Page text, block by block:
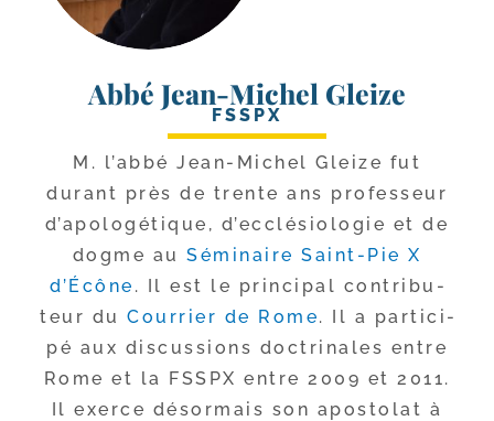
Abbé Jean-Michel Gleize
FSSPX
M. l’ab­bé Jean-​Michel Gleize fut
durant près de trente ans pro­fes­seur
d’a­po­lo­gé­tique, d’ec­clé­sio­lo­gie et de
dogme au Séminaire Saint-​Pie X
d’Écône . Il est le prin­ci­pal contri­bu­
teur du Courrier de Rome. Il a par­ti­ci­
pé aux dis­cus­sions doc­tri­nales entre
Rome et la FSSPX entre 2009 et 2011.
Il exerce désor­mais son apos­to­lat à